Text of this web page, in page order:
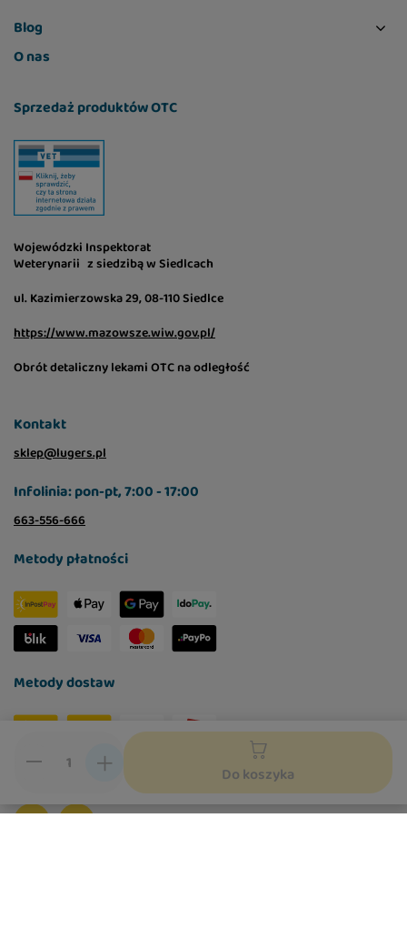
Do koszyka
Blog
O nas
Sprzedaż produktów OTC
Wojewódzki Inspektorat
Weterynarii z siedzibą w Siedlcach
ul. Kazimierzowska 29, 08-110 Siedlce
https://www.mazowsze.wiw.gov.pl/
Obrót detaliczny lekami OTC na odległość
Kontakt
sklep@lugers.pl
Infolinia: pon-pt, 7:00 - 17:00
663-556-666
Metody płatności
Metody dostaw
Social media